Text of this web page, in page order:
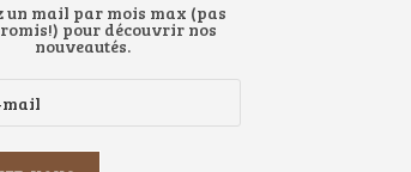
un mail par mois max (pas
pour découvrir nos
nouveautés.